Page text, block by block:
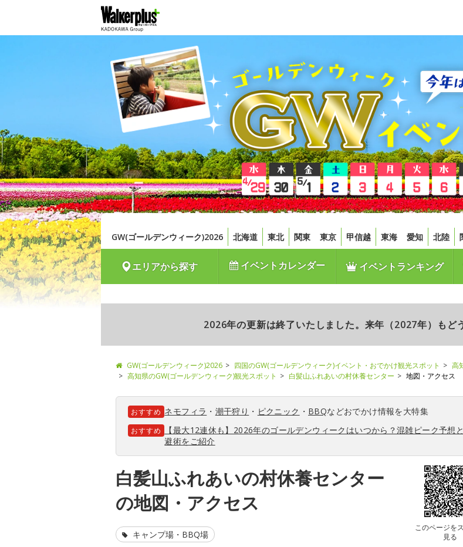
GW(ゴールデンウィーク)2026 北海道 東北 関東 東京 甲信越 東海 愛知 北陸
エリアから探す イベントカレンダー イベントランキング
2026年の更新は終了いたしました。来年（2027年）もど
GW(ゴールデンウィーク)2026 四国のGW(ゴールデンウィーク)イベント・おでかけ観光スポット
高
高知県のGW(ゴールデンウィーク)観光スポット
白髪山ふれあいの村休養センター 地図・アクセス
おすすめ ネモフィラ ・ 潮干狩り ・ ピクニック ・ BBQなどおでかけ情報を大特集
おすすめ
【最大12連休も】2026年のゴールデンウィークはいつから？混雑ピーク予想
避術をご紹介
白髪山ふれあいの村休養センター
の地図・アクセス
このページを
見る
キャンプ場・BBQ場